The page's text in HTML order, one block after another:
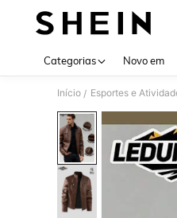
Categorias Novo em
Início / Esportes e